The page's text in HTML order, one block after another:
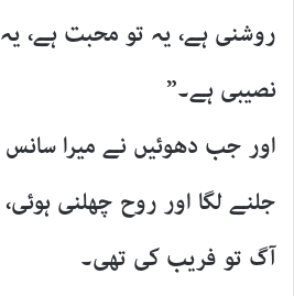
روشنی ہے، یہ تو محبت ہے،
نصیبی ہے۔”
اور جب دھوئیں نے میرا
جلنے لگا اور روح چھلنی
آگ تو فریب کی تھی۔